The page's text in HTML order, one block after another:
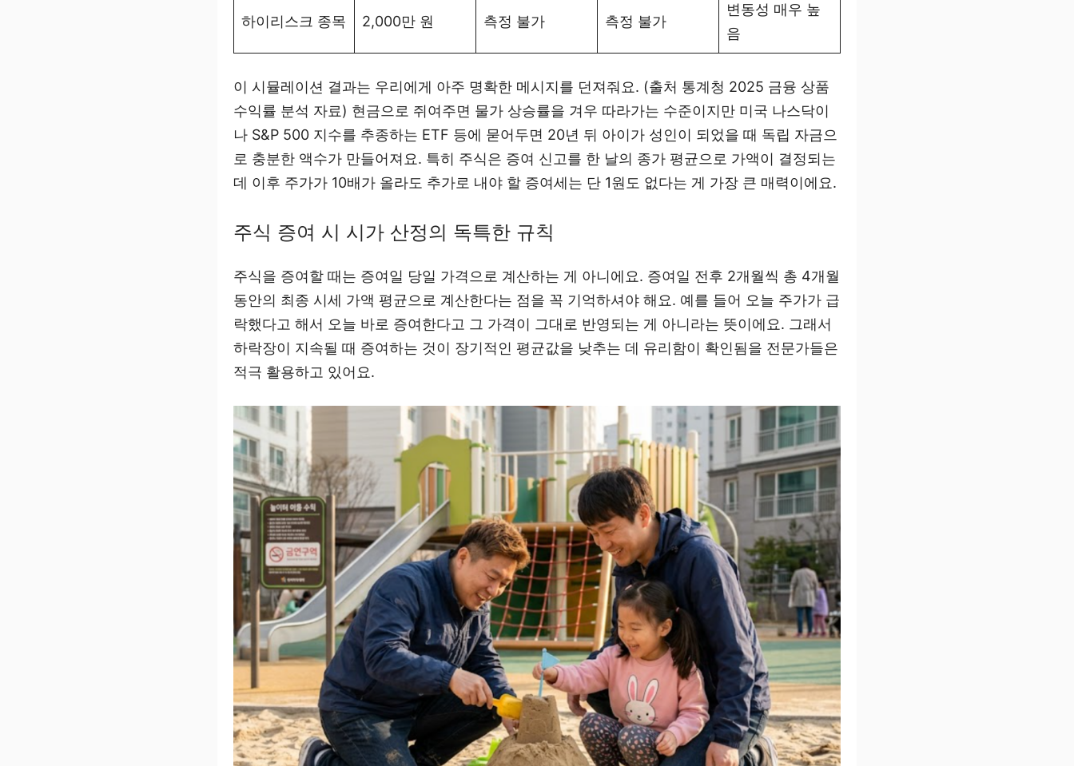
하이리스크 종목 2,000만 원 측정 불가 측정 불가
변동성 매우 높
음
이 시뮬레이션 결과는 우리에게 아주 명확한 메시지를 던져줘요. (출처 통계청 2025 금융 상품
수익률 분석 자료) 현금으로 쥐여주면 물가 상승률을 겨우 따라가는 수준이지만 미국 나스닥이
나 S&P 500 지수를 추종하는 ETF 등에 묻어두면 20년 뒤 아이가 성인이 되었을 때 독립 자금으
로 충분한 액수가 만들어져요. 특히 주식은 증여 신고를 한 날의 종가 평균으로 가액이 결정되는
데 이후 주가가 10배가 올라도 추가로 내야 할 증여세는 단 1원도 없다는 게 가장 큰 매력이에요.
주식 증여 시 시가 산정의 독특한 규칙
주식을 증여할 때는 증여일 당일 가격으로 계산하는 게 아니에요. 증여일 전후 2개월씩 총 4개월
동안의 최종 시세 가액 평균으로 계산한다는 점을 꼭 기억하셔야 해요. 예를 들어 오늘 주가가 급
락했다고 해서 오늘 바로 증여한다고 그 가격이 그대로 반영되는 게 아니라는 뜻이에요. 그래서
하락장이 지속될 때 증여하는 것이 장기적인 평균값을 낮추는 데 유리함이 확인됨을 전문가들은
적극 활용하고 있어요.